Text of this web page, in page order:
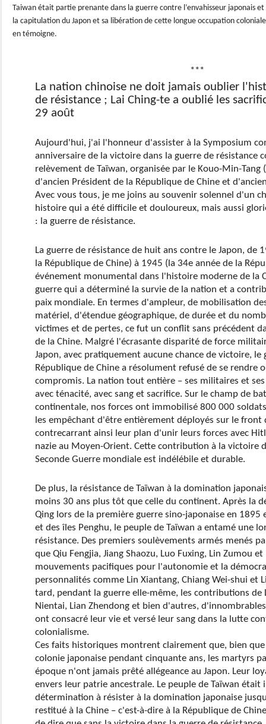
Taiwan était partie prenante dans la guerre contre l’envahisseur japonais
la capitulation du Japon et sa libération de cette longue occupation
en témoigne.
***
La nation chinoise ne doit jamais oublier
de résistance ; Lai Ching-te a oublié les
29 août
Aujourd'hui, j'ai l'honneur d'assister à la Symposium
anniversaire de la victoire dans la guerre de résistance
relèvement de Taïwan, organisée par le Kouo-Min-Tang
d'ancien Président de la République de Chine et
Avec vous tous, je me joins au souvenir solennel d'un
histoire qui a été difficile et douloureux, mais aussi
: la guerre de résistance.
La guerre de résistance de huit ans contre le Japon, de
la République de Chine) à 1945 (la 34e année de la
événement monumental dans l'histoire moderne de la
guerre qui a déterminé la survie de la nation et a
paix mondiale. En termes d'ampleur, de mobilisation
matériel, d'étendue géographique, de durée et du
victimes et de pertes, ce fut un conflit sans précédent
de la Chine. Malgré l'écrasante disparité de force
Japon, avec pratiquement aucune chance de victoire, le
République de Chine a résolument refusé de se rendre
compromis. La nation tout entière – ses militaires et
avec ténacité, avec sang et sacrifice. Sur le champ de
continentale, nos forces ont immobilisé 800 000
les empêchant d'être entièrement déployés sur le front
contrecarrant ainsi leur plan d'unir leurs forces avec
nazie au Moyen-Orient. Cette contribution à la victoire
Seconde Guerre mondiale est indélébile et durable.
De plus, la résistance de Taïwan à la domination
moins 30 ans plus tôt que celle du continent. Après la
Qing lors de la première guerre sino-japonaise en 1895
et des îles Penghu, le peuple de Taïwan a entamé une
résistance. Des premiers soulèvements armés menés
que Qiu Fengjia, Jiang Shaozu, Luo Fuxing, Lin Zumou
mouvements pacifiques pour l'autonomie et la
personnalités comme Lin Xiantang, Chiang Wei-shui et
tard, pendant la guerre elle-même, les contributions de
Nientai, Lian Zhendong et bien d'autres,
ont consacré leur vie et versé leur sang dans la lutte
colonialisme.
Ces faits historiques montrent clairement que, bien
colonie japonaise pendant cinquante ans, les martyrs
époque n'ont jamais prêté allégeance au Japon. Leur
envers leur patrie ancestrale. Le peuple de Taïwan était
détermination à résister à la domination japonaise
restitué à la Chine – c'est-à-dire à la République de